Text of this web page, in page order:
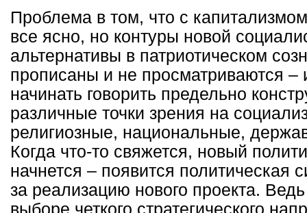
Проблема в том, что с
все ясно, но контуры новой
альтернативы в патриотическом
прописаны и не просматриваются –
начинать говорить предельно
различные точки зрения на
религиозные, национальные,
Когда что-то свяжется, новый
начнется – появится политическая
за реализацию нового проекта.
выборе четкого стратегического